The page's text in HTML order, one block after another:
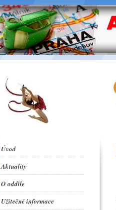
Úvod
Aktuality
O oddíle
Užitečné informace